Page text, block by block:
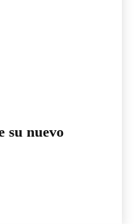
su nuevo